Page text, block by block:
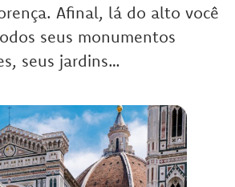
Afinal, lá do alto você
seus monumentos
seus jardins…